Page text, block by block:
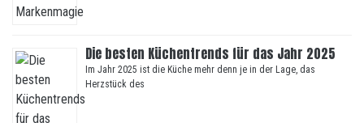
Die besten Küchentrends für das Jahr 2025
Im Jahr 2025 ist die Küche mehr denn je in der Lage, das
Herzstück des